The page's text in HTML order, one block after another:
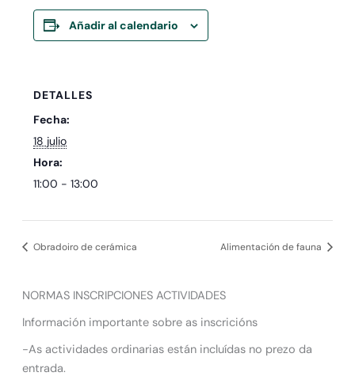
Añadir al calendario
DETALLES
Fecha:
18 julio
Hora:
11:00 - 13:00
Obradoiro de cerámica Alimentación de fauna
NORMAS INSCRIPCIONES ACTIVIDADES
Información importante sobre as inscricións
-As actividades ordinarias están incluídas no prezo da
entrada.